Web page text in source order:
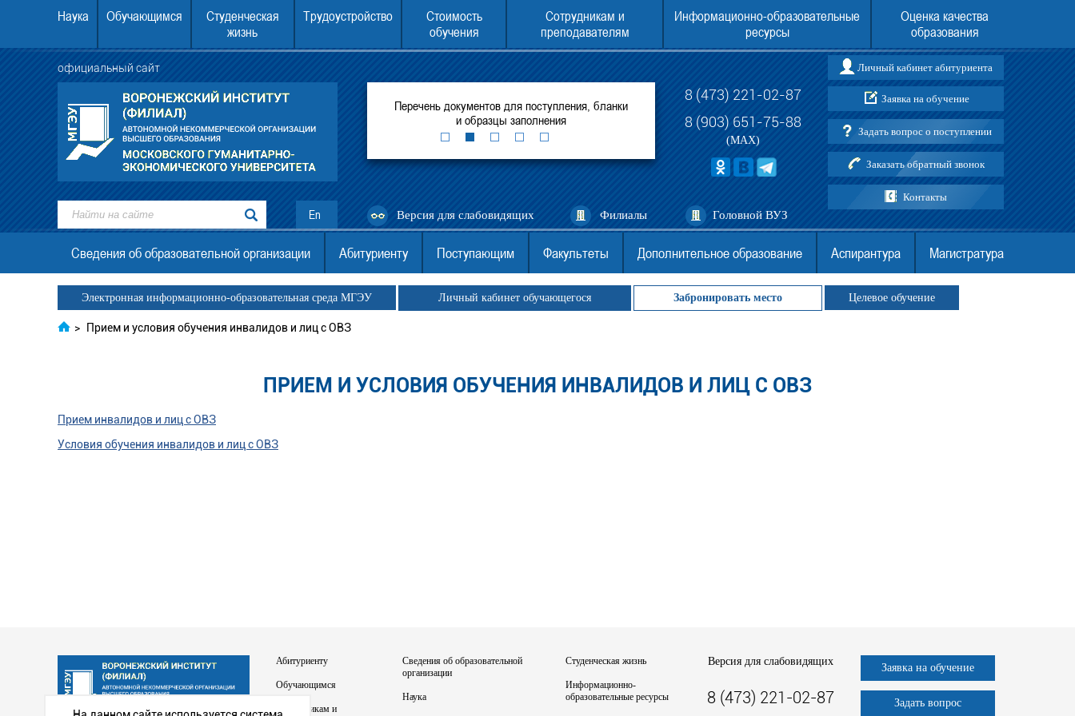
Наука Обучающимся
Студенческая
жизнь
Трудоустройство
Стоимость
обучения
Сотрудникам и
преподавателям
Информационно-образовательные
ресурсы
Оценка качества
образования
официальный сайт
институт (филиал) АНО
Украины, ДНР, ЛНР
22.08.2026 в 12.00 в Воронежском институте
МГЭУ состоится День открытых дверей
Перечень документов для поступления, бланки
и образцы заполнения
ЕГЭ для поступления в Воронежский институт
(филиал) АНО ВО МГЭУ в 2026 году
Поступить в Воронежский институт
АНО ВО МГЭУ без ЕГЭ
8 (473) 221-02-87
8 (903) 651-75-88
(MAX)
En Версия для слабовидящих Филиалы Головной ВУЗ
Заявка на обучение
Задать вопрос о поступлении
Заказать обратный звонок
Контакты
Личный кабинет абитуриента
Сведения об образовательной организации Абитуриенту Поступающим Факультеты Дополнительное образование Аспирантура Магистратура
Электронная информационно-образовательная среда МГЭУ Личный кабинет обучающегося Забронировать место Целевое обучение
> Прием и условия обучения инвалидов и лиц с ОВЗ
ПРИЕМ И УСЛОВИЯ ОБУЧЕНИЯ ИНВАЛИДОВ И ЛИЦ С ОВЗ
Прием инвалидов и лиц с ОВЗ
Условия обучения инвалидов и лиц с ОВЗ
Абитуриенту
Обучающимся
Сотрудникам и
Сведения об образовательной
организации
Наука
Студенческая жизнь
Информационно-
образовательные ресурсы
Версия для слабовидящих
8 (473) 221-02-87
Заявка на обучение
Задать вопрос